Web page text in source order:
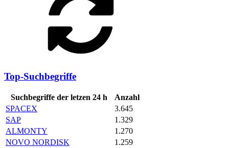
Top-Suchbegriffe
Suchbegriffe der letzen 24 h
Anzahl
SPACEX
3.645
SAP
1.329
ALMONTY
1.270
NOVO NORDISK
1.259